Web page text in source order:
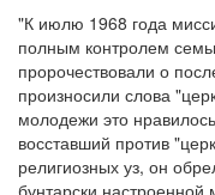
"К июлю 1968 года
полным контролем
пророчествовали о
произносили слова
молодежи это
восставший против
религиозных уз, он
бунтарски